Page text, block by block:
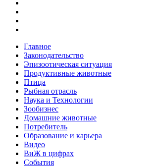
Главное
Законодательство
Эпизоотическая ситуация
Продуктивные животные
Птица
Рыбная отрасль
Наука и Технологии
Зообизнес
Домашние животные
Потребитель
Образование и карьера
Видео
ВиЖ в цифрах
События